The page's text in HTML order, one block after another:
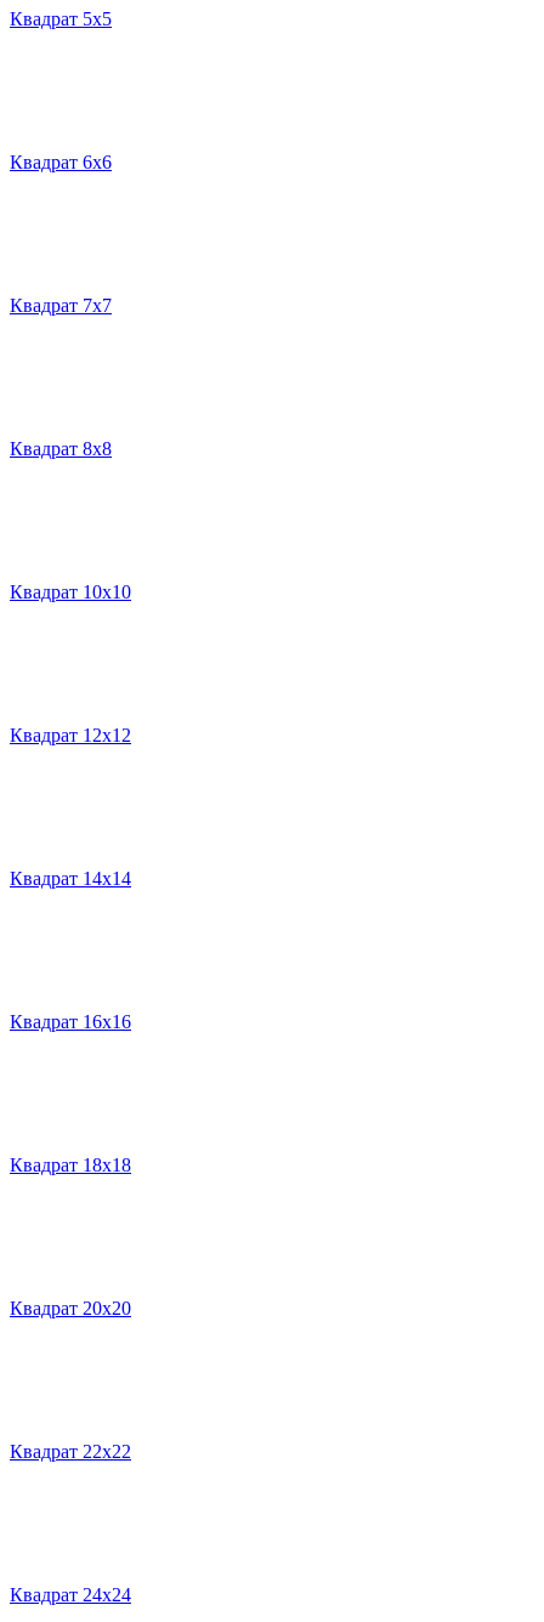
Квадрат 5х5
Квадрат 6х6
Квадрат 7х7
Квадрат 8х8
Квадрат 10х10
Квадрат 12х12
Квадрат 14х14
Квадрат 16х16
Квадрат 18х18
Квадрат 20х20
Квадрат 22х22
Квадрат 24х24